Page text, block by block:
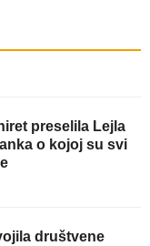
preselila Lejla
o kojoj su svi
društvene